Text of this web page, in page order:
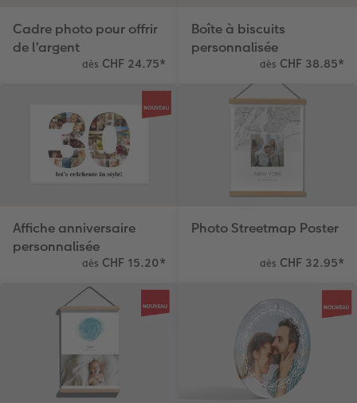
Coffeetable Book «Art Collection»
CEWE myPhotos
Accessoires
Conseils décoration murale
CEWE myPhotos
Accessoires
CEWE myPhotos
Boîte à friandises personnalisée
Nouveautés
Cadre photo pour offrir
de l’argent
dès CHF 24.75*
Boîte à biscuits
personnalisée
dès CHF 38.85*
Affiche anniversaire
personnalisée
dès CHF 15.20*
Photo Streetmap Poster
dès CHF 32.95*